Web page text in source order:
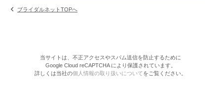
ブライダルネットTOPへ
当サイトは、不正アクセスやスパム送信を防止するために
Google Cloud reCAPTCHA により保護されています。
詳しくは当社の個人情報の取り扱いについてをご覧ください。